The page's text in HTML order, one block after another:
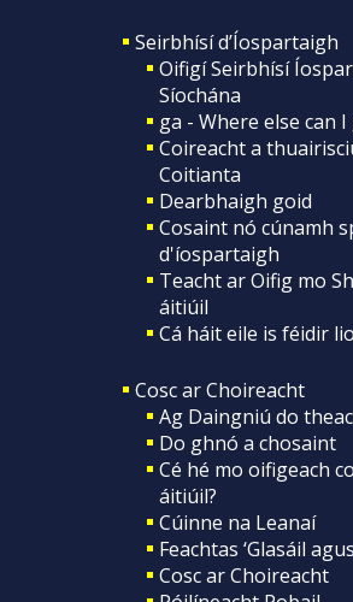
Seirbhísí d’Íospartaigh
Oifigí Seirbhísí
Síochána
ga - Where else can
Coireacht a
Coitianta
Dearbhaigh goid
Cosaint nó cúnamh
d'íospartaigh
Teacht ar Oifig mo
áitiúil
Cá háit eile is féidir
Cosc ar Choireacht
Ag Daingniú do
Do ghnó a chosaint
Cé hé mo oifigeach
áitiúil?
Cúinne na Leanaí
Feachtas ‘Glasáil
Cosc ar Choireacht